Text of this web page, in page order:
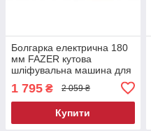
Болгарка електрична 180
мм FAZER кутова
шліфувальна машина для
робіт
1 795 ₴ 2 059 ₴
Купити